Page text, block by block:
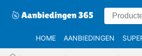
HOME AANBIEDINGEN